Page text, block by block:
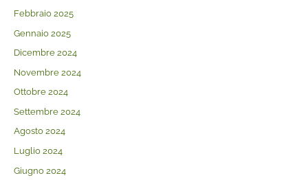
Febbraio 2025
Gennaio 2025
Dicembre 2024
Novembre 2024
Ottobre 2024
Settembre 2024
Agosto 2024
Luglio 2024
Giugno 2024